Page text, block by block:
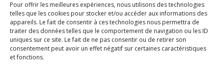
Pour offrir les meilleures expériences, nous utilisons des technologies
telles que les cookies pour stocker et/ou accéder aux informations des
appareils. Le fait de consentir à ces technologies nous permettra de
traiter des données telles que le comportement de navigation ou les ID
uniques sur ce site. Le fait de ne pas consentir ou de retirer son
consentement peut avoir un effet négatif sur certaines caractéristiques
et fonctions.
16
17 18 19 20 21
22
23
24 25 26 27 28
29
30